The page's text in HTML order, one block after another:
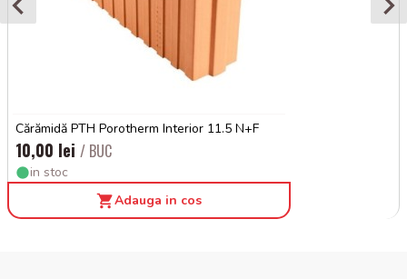
Cărămidă PTH Porotherm Interior 11.5 N+F
10,00 lei / BUC
in stoc
Adauga in cos